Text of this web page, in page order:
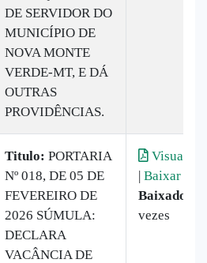
DE SERVIDOR DO
MUNICÍPIO DE
NOVA MONTE
VERDE-MT, E DÁ
OUTRAS
PROVIDÊNCIAS.
Titulo: PORTARIA
Nº 018, DE 05 DE
FEVEREIRO DE
2026 SÚMULA:
DECLARA
VACÂNCIA DE
| Baixar
Baixado:
vezes